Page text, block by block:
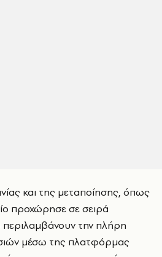
και της μεταποίησης, όπως
προχώρησε σε σειρά
την πλήρη
μέσω της πλατφόρμας